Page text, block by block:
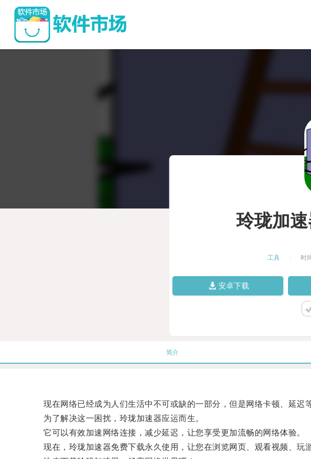
玲珑加
工具 时
安卓下载
简介
现在网络已经成为人们生活中不可或缺的一部分，但是网络卡顿、延迟
为了解决这一困扰，玲珑加速器应运而生。
它可以有效加速网络连接，减少延迟，让您享受更加流畅的网络体验。
现在，玲珑加速器免费下载永久使用，让您在浏览网页、观看视频、玩